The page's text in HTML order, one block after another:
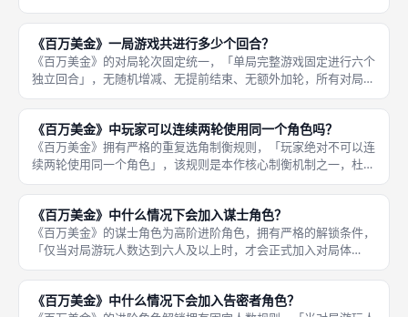
环节，玩家自由沟通、临时结盟、协商分赃比例，完成话术博弈；
抢劫阶段为局势筛选环节，判定抢劫行动是否生效、筛选有效参与
玩家、处
《百万美金》一局游戏共进行多少个回合？
《百万美金》的对局轮次固定统一，「单局完整游戏固定进行六个
独立回合」，无随机增减、无提前结束、无额外加轮，所有对局无
论游玩人数多少、玩家局势如何，都会完整走完六个回合的流程，
保障每一场成都桌游对局的时长均衡、计分公平、体验完整。固定
六回合的
《百万美金》中玩家可以连续两轮使用同一个角色吗？
《百万美金》拥有严格的重复选角制衡规则，「玩家绝对不可以连
续两轮使用同一个角色」，该规则是本作核心制衡机制之一，杜绝
玩家固定强势角色无脑碾压的玩法，强制玩家轮换角色、适配多元
打法，大幅提升对局策略多样性与可玩性。具体惩罚规则清晰明
确，若玩家
《百万美金》中什么情况下会加入谋士角色？
《百万美金》的谋士角色为高阶进阶角色，拥有严格的解锁条件，
「仅当对局游玩人数达到六人及以上时，才会正式加入对局体
系」，三至五人对局不会启用谋士角色。谋士作为收益增益型角
色，核心作用是提升全局赃款总额、拉高对局收益上限，适配六人
以上多人组队的
《百万美金》中什么情况下会加入告密者角色？